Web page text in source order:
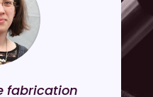
fabrication